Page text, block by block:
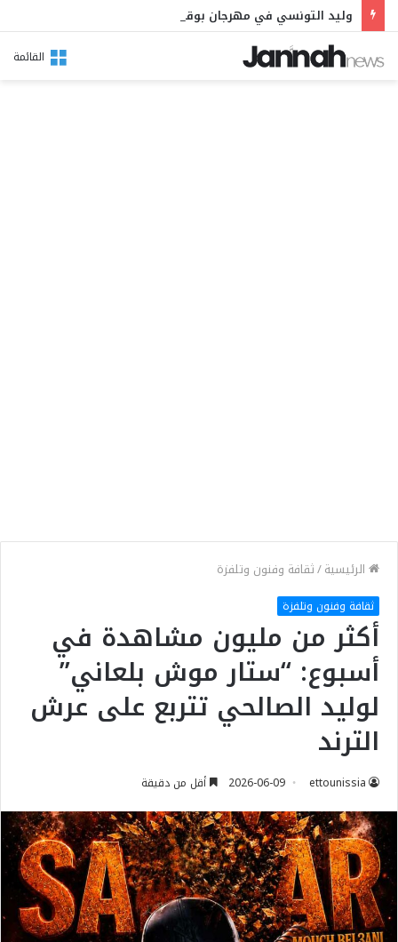
القائمة
الرئيسية/ثقافة وفنون وتلفزة
ثقافة وفنون وتلفزة
أكثر من مليون مشاهدة في
أسبوع: “ستار موش بلعاني”
لوليد الصالحي تتربع على عرش
الترند
ettounissia
2026-06-09 أقل من دقيقة